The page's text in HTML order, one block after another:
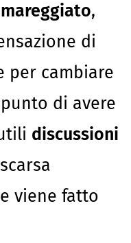
,
di
per cambiare
di avere
discussioni
viene fatto